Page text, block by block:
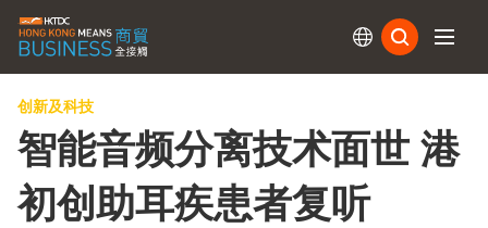
创新及科技
智能音频分离技术面世 港
初创助耳疾患者复听